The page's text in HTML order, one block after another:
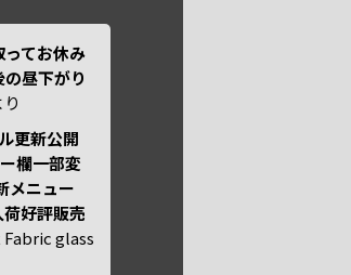
ってお休み
昼下がり
更新公開
欄一部変
メニュー
好評販売
glass